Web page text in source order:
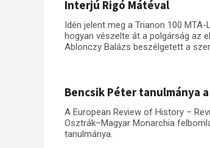
Interjú Rigó Mátéval
Idén jelent meg a Trianon 100
hogyan vészelte át a polgárság az
Ablonczy Balázs beszélgetett a
Bencsik Péter tanulmánya
A European Review of History –
Osztrák–Magyar Monarchia
tanulmánya.